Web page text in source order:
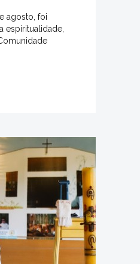
agosto, foi
espiritualidade,